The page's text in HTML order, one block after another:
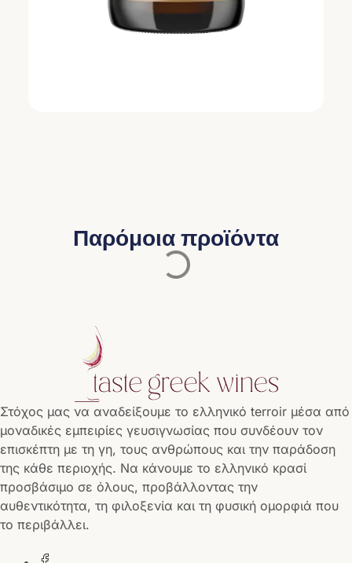
Παρόμοια προϊόντα
Στόχος μας να αναδείξουμε το ελληνικό terroir μέσα από
μοναδικές εμπειρίες γευσιγνωσίας που συνδέουν τον
επισκέπτη με τη γη, τους ανθρώπους και την παράδοση
της κάθε περιοχής. Να κάνουμε το ελληνικό κρασί
προσβάσιμο σε όλους, προβάλλοντας την
αυθεντικότητα, τη φιλοξενία και τη φυσική ομορφιά που
το περιβάλλει.